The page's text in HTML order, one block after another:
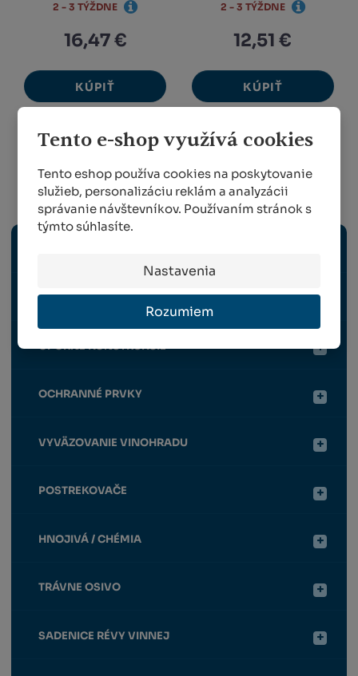
Tento e-shop využívá cookies
Tento eshop používa cookies na poskytovanie
služieb, personalizáciu reklám a analyzácii
správanie návštevníkov. Používaním stránok s
týmto súhlasíte.
Nastavenia
Rozumiem
16,47 €
KÚPIŤ
2 - 3 TÝŽDNE
12,51 €
KÚPIŤ
2 - 3 TÝŽDNE
Vinohradníctvo
RUČNÉ NÁRADIE
OPORNÉ KONŠTRUKCIE
OCHRANNÉ PRVKY
VYVÄZOVANIE VINOHRADU
POSTREKOVAČE
HNOJIVÁ / CHÉMIA
TRÁVNE OSIVO
SADENICE RÉVY VINNEJ